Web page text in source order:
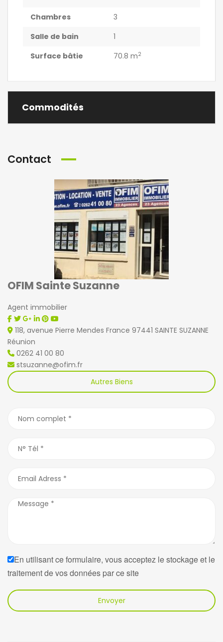
Chambres
3
Salle de bain
1
Surface bâtie
70.8 m2
Commodités
Contact
OFIM Sainte Suzanne
Agent immobilier
118, avenue Pierre Mendes France 97441 SAINTE SUZANNE
Réunion
0262 41 00 80
stsuzanne@ofim.fr
Autres Biens
En utilisant ce formulaire, vous acceptez le stockage et le
traitement de vos données par ce site
Envoyer